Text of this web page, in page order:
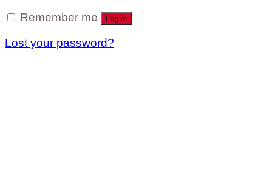
Remember me
Log in
Lost your password?